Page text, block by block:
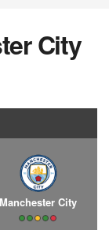
City
Manchester City